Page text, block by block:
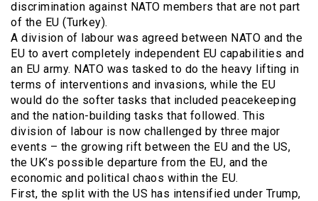
discrimination against NATO members that are not part
of the EU (Turkey).
A division of labour was agreed between NATO and the
EU to avert completely independent EU capabilities and
an EU army. NATO was tasked to do the heavy lifting in
terms of interventions and invasions, while the EU
would do the softer tasks that included peacekeeping
and the nation-building tasks that followed. This
division of labour is now challenged by three major
events – the growing rift between the EU and the US,
the UK’s possible departure from the EU, and the
economic and political chaos within the EU.
First, the split with the US has intensified under Trump,